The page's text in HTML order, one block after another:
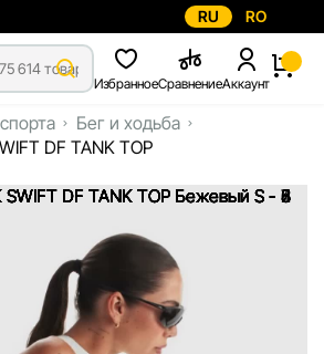
RU RO
ИзбранноеСравнениеАккаунт
Бег и ходьба
DF TANK TOP